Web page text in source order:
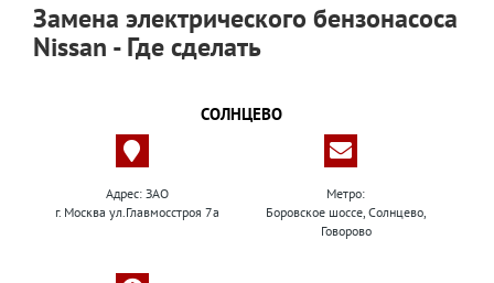
Замена электрического бензонасоса
Nissan - Где сделать
СОЛНЦЕВО
Адрес: ЗАО
г. Москва ул.Главмосстроя 7а
Метро:
Боровское шоссе, Солнцево,
Говорово